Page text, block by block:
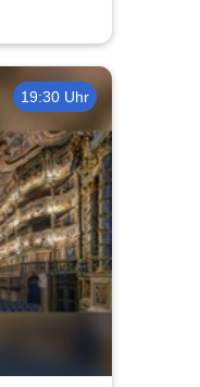
19:30 Uhr